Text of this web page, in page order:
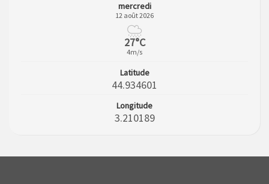
mercredi
12 août 2026
27°C
4m/s
Latitude
44.934601
Longitude
3.210189